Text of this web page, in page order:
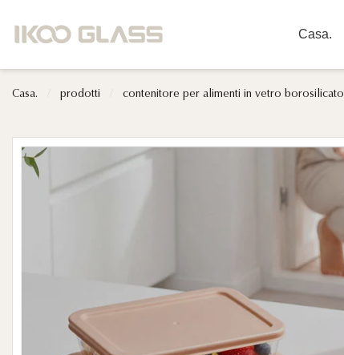
Casa.
Casa. prodotti contenitore per alimenti in vetro borosilicato